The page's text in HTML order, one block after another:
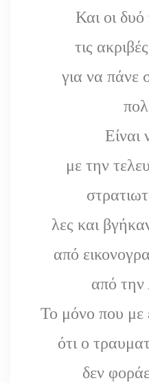
Και οι
τις
για να πάνε
Είναι
με την
λες και
από
από την
Το μόνο που με
ότι ο
δεν